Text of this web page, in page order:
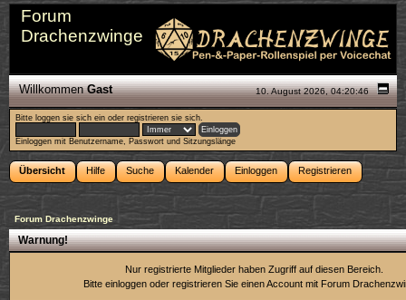
Forum
Drachenzwinge
10. August 2026, 04:20:46
WillkommenGast
Bitte loggen sie sich ein oderregistrieren sie sich.
Einloggen mit Benutzername, Passwort und Sitzungslänge
Übersicht Hilfe Suche Kalender Einloggen Registrieren
Forum Drachenzwinge
Warnung!
Nur registrierte Mitglieder haben Zugriff auf diesen Bereich.
Bitte einloggen oder registrieren Sie einen Account mit Forum